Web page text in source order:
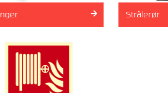
Strålerør